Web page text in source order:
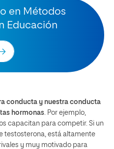
en Métodos
Educación
conducta y nuestra conducta
hormonas . Por ejemplo,
capacitan para competir. Si un
testosterona, está altamente
y muy motivado para